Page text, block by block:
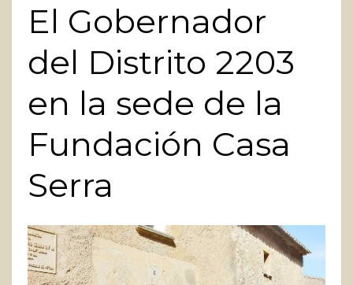
El Gobernador
del Distrito 2203
en la sede de la
Fundación Casa
Serra